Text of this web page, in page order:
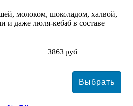
молоком, шоколадом, халвой,
и даже люля-кебаб в составе
3863 руб